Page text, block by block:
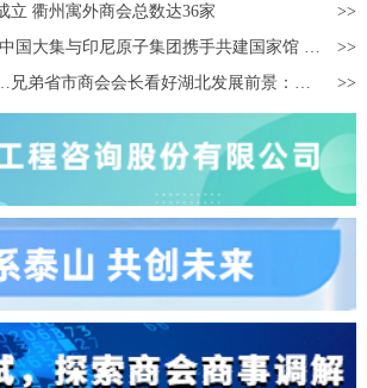
质，期待未来的交流与合作。” “科技味”是
在“云端酒庄”展区，观众佩戴AR眼镜，即
海外酒庄，体验葡萄酒制作全流程。同时，以
网络直播间进行展销。 侨博会已成为浙江承
溢出效
立 衢州寓外商会总数达36家